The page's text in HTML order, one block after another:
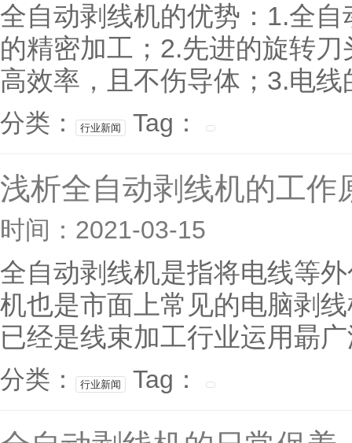
全自动剥线机的优势：1.全
的精密加工；2.先进的旋转
高效率，且不伤导体；3.电
分类： 行业新闻 Tag：
浅析全自动剥线机的工作
时间：2021-03-15
全自动剥线机是指将电线等
机也是市面上常见的电脑剥
已经是线束加工行业运用朂
分类： 行业新闻 Tag：